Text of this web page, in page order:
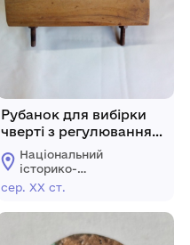
Рубанок для вибірки
чверті з регулюванням,
середина ХХ ст.
Національний
історико-
архітектурний
"Кам'янець"
сер. ХХ ст.